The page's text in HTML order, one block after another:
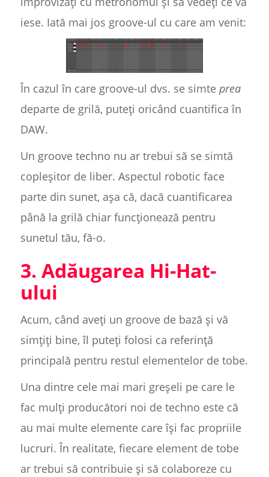
iese. Iată mai jos groove-ul cu care am venit:
În cazul în care groove-ul dvs. se simte prea
departe de grilă, puteți oricând cuantifica în
DAW.
Un groove techno nu ar trebui să se simtă
copleșitor de liber. Aspectul robotic face
parte din sunet, așa că, dacă cuantificarea
până la grilă chiar funcționează pentru
sunetul tău, fă-o.
3. Adăugarea Hi-Hat-
ului
Acum, când aveți un groove de bază și vă
simțiți bine, îl puteți folosi ca referință
principală pentru restul elementelor de tobe.
Una dintre cele mai mari greșeli pe care le
fac mulți producători noi de techno este că
au mai multe elemente care își fac propriile
lucruri. În realitate, fiecare element de tobe
ar trebui să contribuie și să colaboreze cu